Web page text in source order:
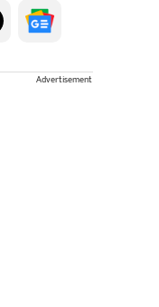
Advertisement